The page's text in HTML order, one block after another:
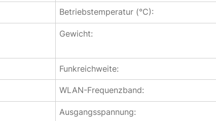
Betriebstemperatur (°C):
Gewicht:
Funkreichweite:
WLAN-Frequenzband:
Ausgangsspannung: